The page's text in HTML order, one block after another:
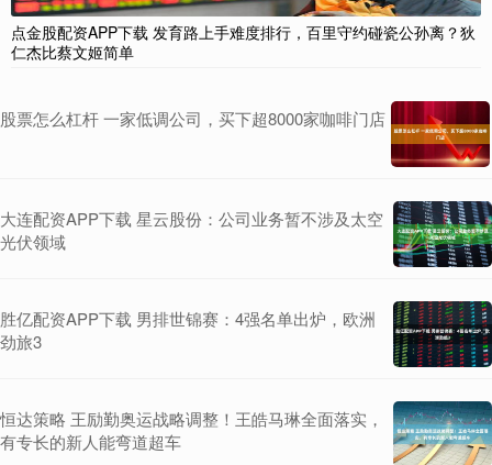
点金股配资APP下载 发育路上手难度排行，百里守约碰瓷公孙离？狄
仁杰比蔡文姬简单
股票怎么杠杆 一家低调公司，买下超8000家咖啡门店
大连配资APP下载 星云股份：公司业务暂不涉及太空
光伏领域
胜亿配资APP下载 男排世锦赛：4强名单出炉，欧洲
劲旅3
恒达策略 王励勤奥运战略调整！王皓马琳全面落实，
有专长的新人能弯道超车